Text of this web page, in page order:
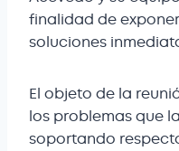
finalidad de
soluciones
El objeto de la
los problemas que
soportando